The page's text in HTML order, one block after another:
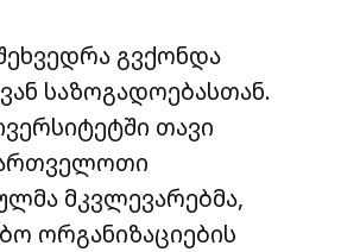
გვქონდა
საზოგადოებასთან.
თავი
მკვლევარებმა,
ორგანიზაციების